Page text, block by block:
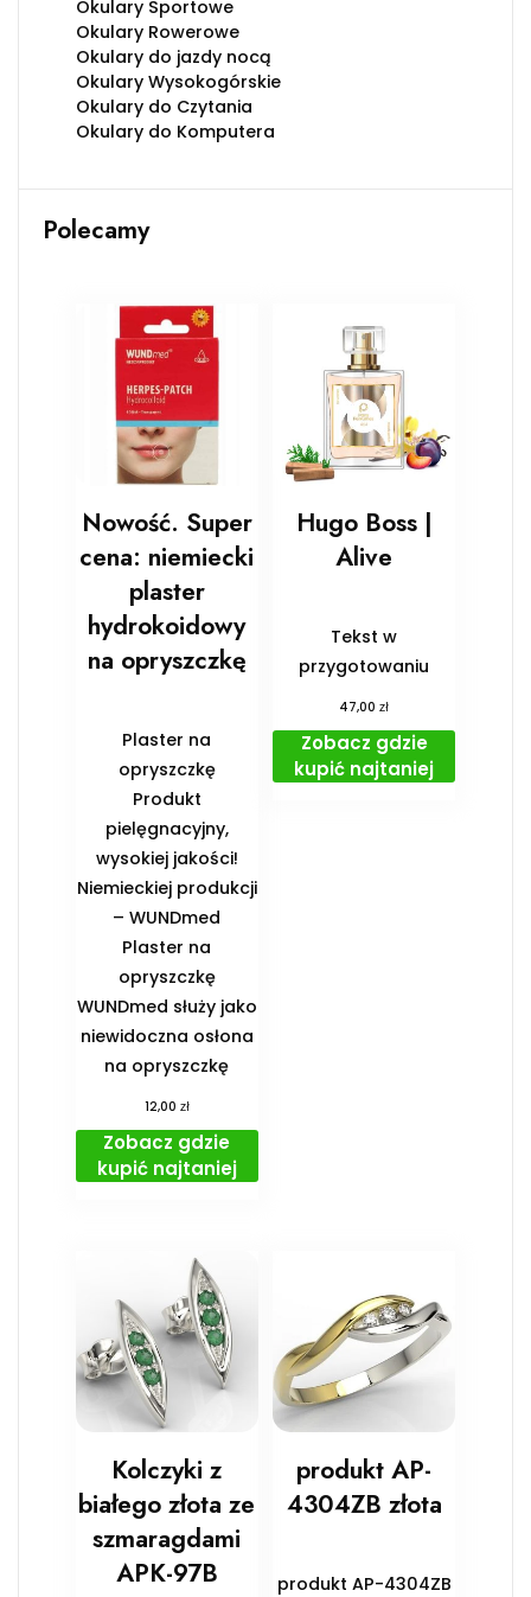
Okulary Sportowe
Okulary Rowerowe
Okulary do jazdy nocą
Okulary Wysokogórskie
Okulary do Czytania
Okulary do Komputera
Polecamy
Nowość. Super
cena: niemiecki
plaster
hydrokoidowy
na opryszczkę
Plaster na
opryszczkę
Produkt
pielęgnacyjny,
wysokiej jakości!
Niemieckiej produkcji
– WUNDmed
Plaster na
opryszczkę
WUNDmed służy jako
niewidoczna osłona
na opryszczkę
12,00 zł
Zobacz gdzie
kupić najtaniej
Hugo Boss |
Alive
Tekst w
przygotowaniu
47,00zł
Zobacz gdzie
kupić najtaniej
Kolczyki z
białego złota ze
szmaragdami
APK-97B
produkt AP-
4304ZB złota
produkt AP-4304ZB